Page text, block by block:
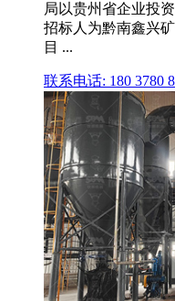
局以贵州省企业投
招标人为黔南鑫兴
目 ...
联系电话: 180 3780